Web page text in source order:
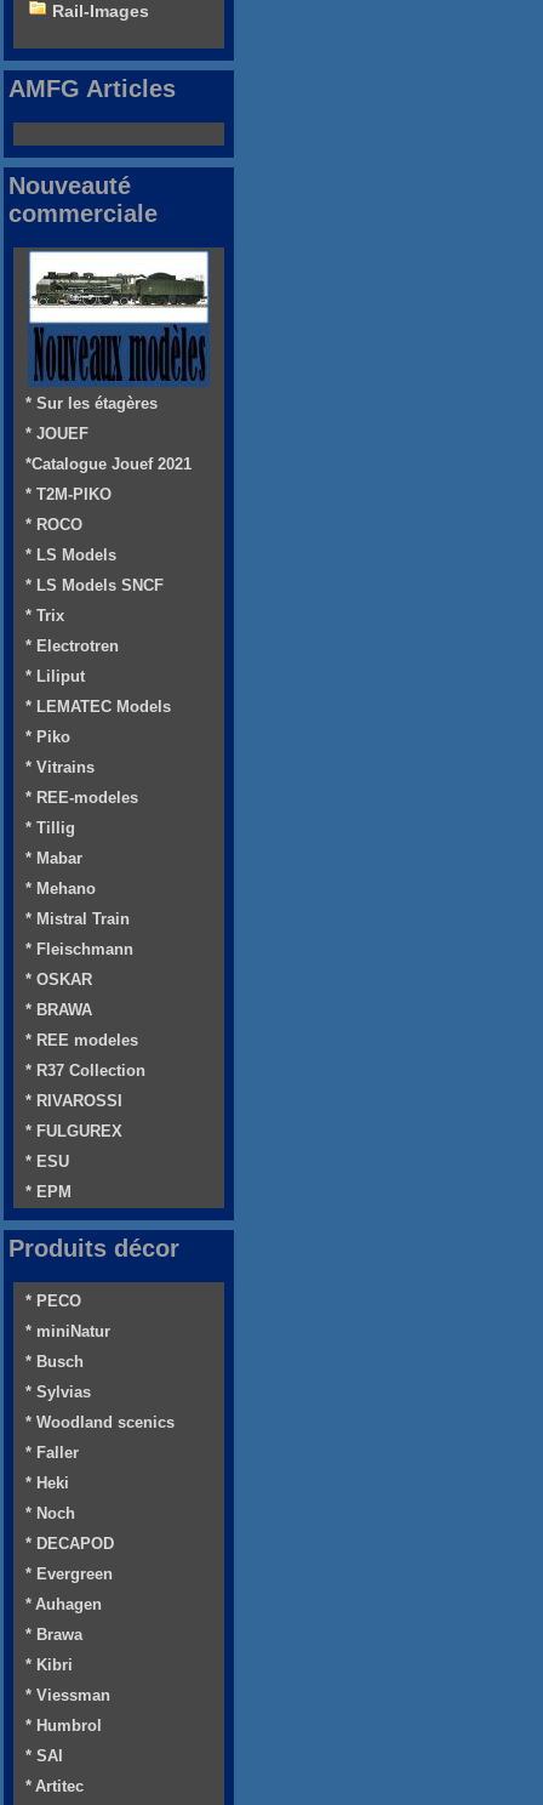
Rail-Images
AMFG Articles
Nouveauté
commerciale
* Sur les étagères
* JOUEF
*Catalogue Jouef 2021
* T2M-PIKO
* ROCO
* LS Models
* LS Models SNCF
* Trix
* Electrotren
* Liliput
* LEMATEC Models
* Piko
* Vitrains
* REE-modeles
* Tillig
* Mabar
* Mehano
* Mistral Train
* Fleischmann
* OSKAR
* BRAWA
* REE modeles
* R37 Collection
* RIVAROSSI
* FULGUREX
* ESU
* EPM
Produits décor
* PECO
* miniNatur
* Busch
* Sylvias
* Woodland scenics
* Faller
* Heki
* Noch
* DECAPOD
* Evergreen
* Auhagen
* Brawa
* Kibri
* Viessman
* Humbrol
* SAI
* Artitec